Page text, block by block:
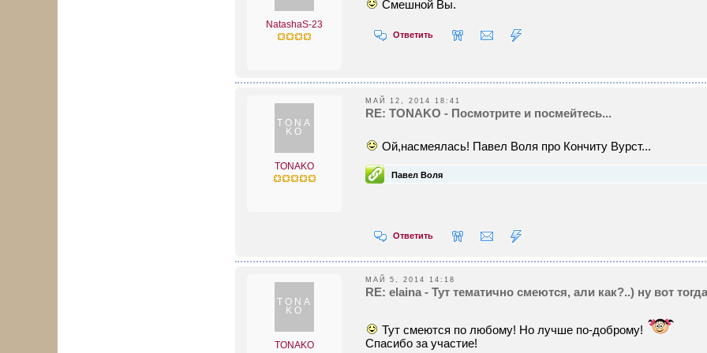
NatashaS-23
Смешной Вы.
Ответить
TONA
KO
TONAKO
МАЙ 12, 2014 18:41
RE: TONAKO - Посмотрите и посмейтесь...
Ой,насмеялась! Павел Воля про Кончиту Вурст...
Павел Воля
Ответить
TONA
KO
TONAKO
МАЙ 5, 2014 14:18
RE: elaina - Тут тематично смеются, али как?..) ну вот
Тут смеются по любому! Но лучше по-доброму!
Спасибо за участие!